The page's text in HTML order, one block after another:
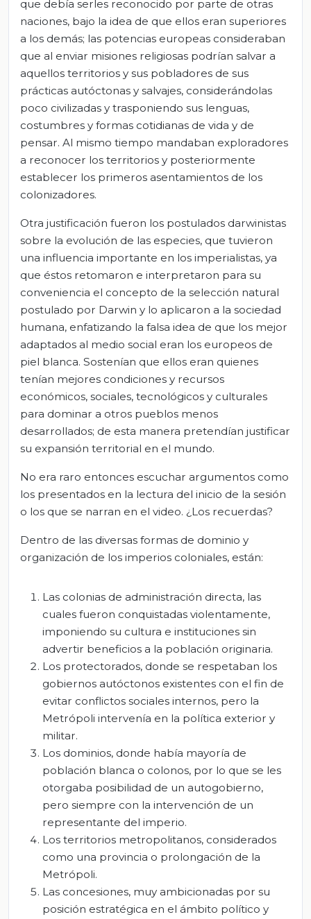
que debía serles reconocido por parte de otras
naciones, bajo la idea de que ellos eran superiores
a los demás; las potencias europeas consideraban
que al enviar misiones religiosas podrían salvar a
aquellos territorios y sus pobladores de sus
prácticas autóctonas y salvajes, considerándolas
poco civilizadas y trasponiendo sus lenguas,
costumbres y formas cotidianas de vida y de
pensar. Al mismo tiempo mandaban exploradores
a reconocer los territorios y posteriormente
establecer los primeros asentamientos de los
colonizadores.
Otra justificación fueron los postulados darwinistas
sobre la evolución de las especies, que tuvieron
una influencia importante en los imperialistas, ya
que éstos retomaron e interpretaron para su
conveniencia el concepto de la selección natural
postulado por Darwin y lo aplicaron a la sociedad
humana, enfatizando la falsa idea de que los mejor
adaptados al medio social eran los europeos de
piel blanca. Sostenían que ellos eran quienes
tenían mejores condiciones y recursos
económicos, sociales, tecnológicos y culturales
para dominar a otros pueblos menos
desarrollados; de esta manera pretendían justificar
su expansión territorial en el mundo.
No era raro entonces escuchar argumentos como
los presentados en la lectura del inicio de la sesión
o los que se narran en el video. ¿Los recuerdas?
Dentro de las diversas formas de dominio y
organización de los imperios coloniales, están:
Las colonias de administración directa, las
cuales fueron conquistadas violentamente,
imponiendo su cultura e instituciones sin
advertir beneficios a la población originaria.
Los protectorados, donde se respetaban los
gobiernos autóctonos existentes con el fin de
evitar conflictos sociales internos, pero la
Metrópoli intervenía en la política exterior y
militar.
Los dominios, donde había mayoría de
población blanca o colonos, por lo que se les
otorgaba posibilidad de un autogobierno,
pero siempre con la intervención de un
representante del imperio.
Los territorios metropolitanos, considerados
como una provincia o prolongación de la
Metrópoli.
Las concesiones, muy ambicionadas por su
posición estratégica en el ámbito político y